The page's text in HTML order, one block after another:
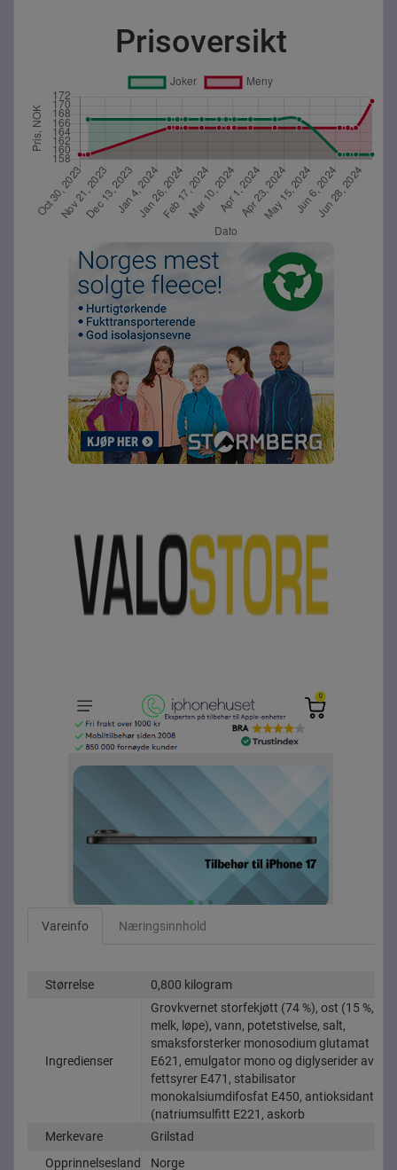
Prisoversikt
Vareinfo Næringsinnhold
Størrelse 0,800 kilogram
Ingredienser
Grovkvernet storfekjøtt (74 %), ost (15 %,
melk, løpe), vann, potetstivelse, salt,
smaksforsterker monosodium glutamat
E621, emulgator mono og diglyserider av
fettsyrer E471, stabilisator
monokalsiumdifosfat E450, antioksidant
(natriumsulfitt E221, askorb
Merkevare
Grilstad
Opprinnelsesland
Norge